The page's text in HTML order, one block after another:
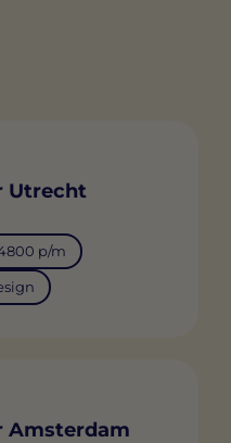
Utrecht
p/m
Amsterdam